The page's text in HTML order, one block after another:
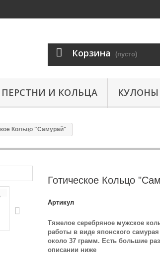
Корзина (пусто)
ПЕРСТНИ И КОЛЬЦА
Кольцо "Самурай"
Готическое Кольцо
Артикул
Тяжелое серебряное мужское
работы в виде японского
около 37 грамм. Есть большие
описании ниже